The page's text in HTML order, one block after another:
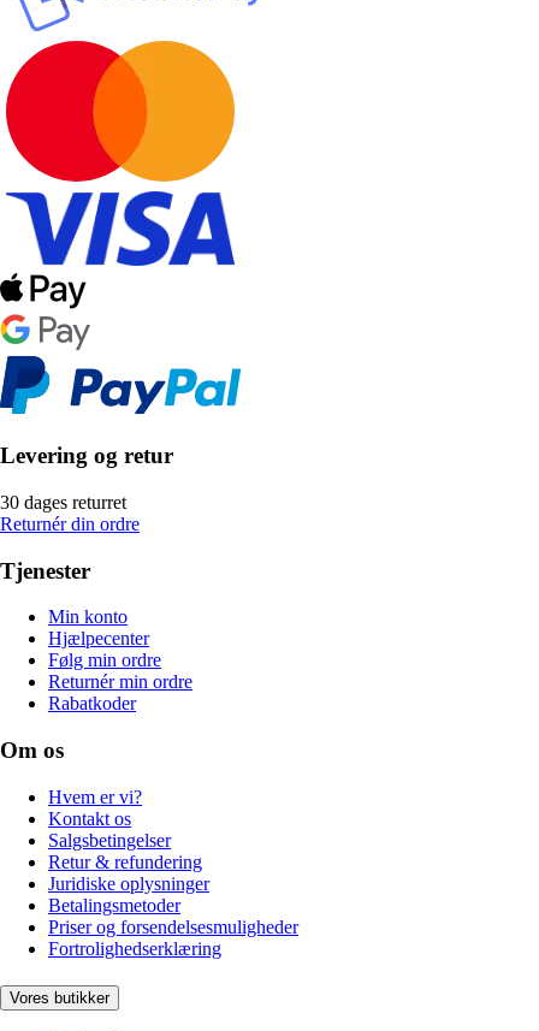
Levering og retur
30 dages returret
Returnér din ordre
Tjenester
Min konto
Hjælpecenter
Følg min ordre
Returnér min ordre
Rabatkoder
Om os
Hvem er vi?
Kontakt os
Salgsbetingelser
Retur & refundering
Juridiske oplysninger
Betalingsmetoder
Priser og forsendelsesmuligheder
Fortrolighedserklæring
Vores butikker